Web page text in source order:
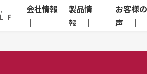
会社情報
｜
製品情
報 ｜
お客様の
声 ｜